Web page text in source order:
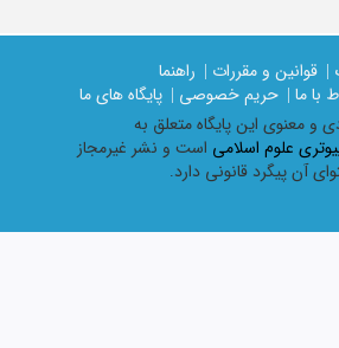
قوانین و مقررات |
راهنما
با ما | حریم خصوصی |
پایگاه های ما
و معنوی اين پايگاه متعلق به
علوم اسلامی است و نشر غیرمجاز
آن پیگرد قانونی دارد.